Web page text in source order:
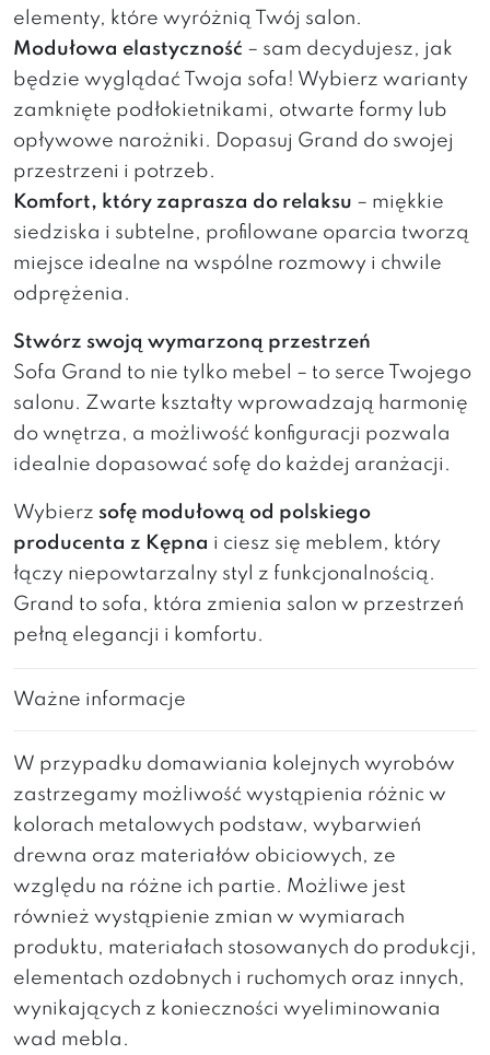
elementy, które wyróżnią Twój salon.
Modułowa elastyczność – sam decydujesz, jak
będzie wyglądać Twoja sofa! Wybierz warianty
zamknięte podłokietnikami, otwarte formy lub
opływowe narożniki. Dopasuj Grand do swojej
przestrzeni i potrzeb.
Komfort, który zaprasza do relaksu – miękkie
siedziska i subtelne, profilowane oparcia tworzą
miejsce idealne na wspólne rozmowy i chwile
odprężenia.
Stwórz swoją wymarzoną przestrzeń
Sofa Grand to nie tylko mebel – to serce Twojego
salonu. Zwarte kształty wprowadzają harmonię
do wnętrza, a możliwość konfiguracji pozwala
idealnie dopasować sofę do każdej aranżacji.
Wybierz sofę modułową od polskiego
producenta z Kępna i ciesz się meblem, który
łączy niepowtarzalny styl z funkcjonalnością.
Grand to sofa, która zmienia salon w przestrzeń
pełną elegancji i komfortu.
Ważne informacje
W przypadku domawiania kolejnych wyrobów
zastrzegamy możliwość wystąpienia różnic w
kolorach metalowych podstaw, wybarwień
drewna oraz materiałów obiciowych, ze
względu na różne ich partie. Możliwe jest
również wystąpienie zmian w wymiarach
produktu, materiałach stosowanych do produkcji,
elementach ozdobnych i ruchomych oraz innych,
wynikających z konieczności wyeliminowania
wad mebla.